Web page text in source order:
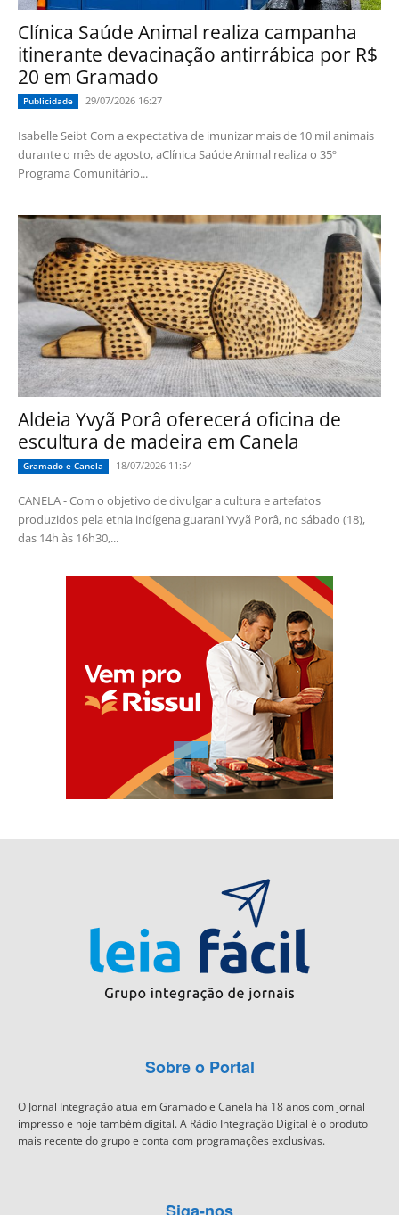
Clínica Saúde Animal realiza campanha
itinerante devacinação antirrábica por R$
20 em Gramado
Publicidade 29/07/2026 16:27
Isabelle Seibt Com a expectativa de imunizar mais de 10 mil animais
durante o mês de agosto, aClínica Saúde Animal realiza o 35º
Programa Comunitário...
Aldeia Yvyã Porâ oferecerá oficina de
escultura de madeira em Canela
Gramado e Canela 18/07/2026 11:54
CANELA - Com o objetivo de divulgar a cultura e artefatos
produzidos pela etnia indígena guarani Yvyã Porâ, no sábado (18),
das 14h às 16h30,...
Sobre o Portal
O Jornal Integração atua em Gramado e Canela há 18 anos com jornal
impresso e hoje também digital. A Rádio Integração Digital é o produto
mais recente do grupo e conta com programações exclusivas.